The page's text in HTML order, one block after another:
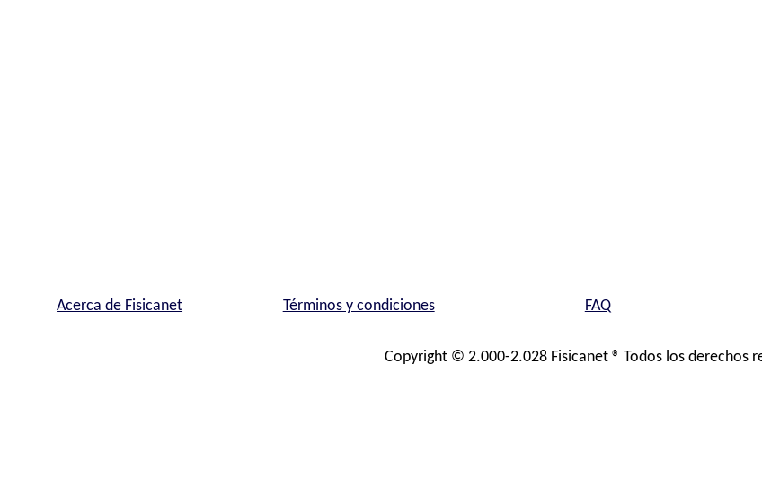
Acerca de Fisicanet Términos y condiciones FAQ
Copyright © 2.000-2.028 Fisicanet ® Todos los derechos